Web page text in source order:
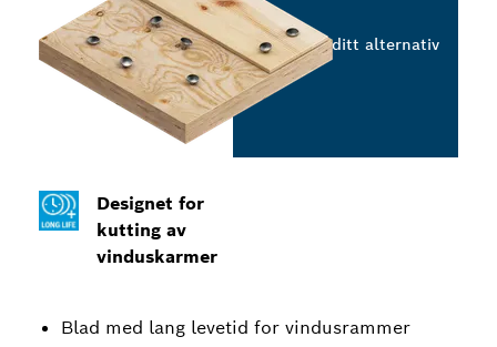
Designet for
kutting av
vinduskarmer
Blad med lang levetid for vindusrammer
Velg ditt alternativ